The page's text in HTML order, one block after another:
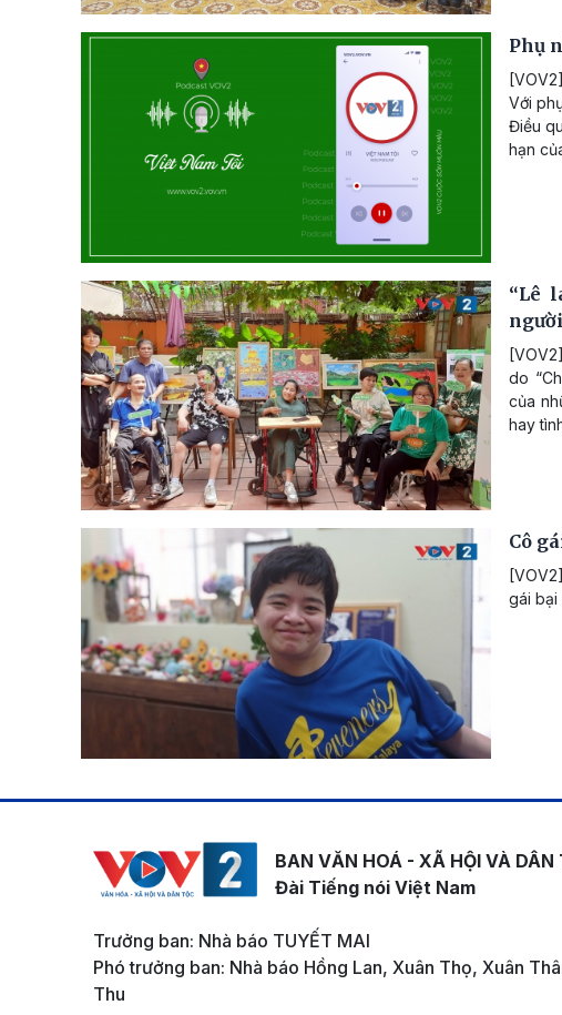
Phụ
Với
Điều
hạn
“Lê
do
của
hay
Cô
gái bại
BAN VĂN HOÁ - XÃ HỘI VÀ DÂN
Đài Tiếng nói Việt Nam
Trưởng ban: Nhà báo TUYẾT MAI
Phó trưởng ban: Nhà báo Hồng Lan, Xuân Thọ, Xuân
Thu